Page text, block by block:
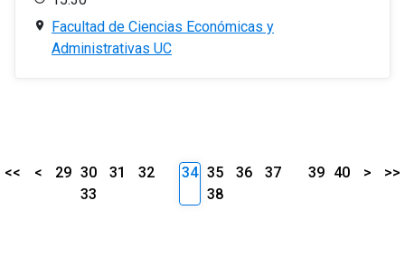
Facultad de Ciencias Económicas y
Administrativas UC
<< < 29 30 31
32
33
34 35 36
37
38
39 40 > >>